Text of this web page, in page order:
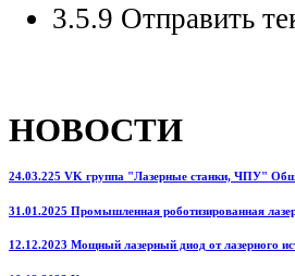
3.5.9 Отправить
НОВОСТИ
24.03.225 VK группа "Лазерные станки, ЧПУ"
31.01.2025 Промышленная роботизированная
12.12.2023 Мощный лазерный диод от лазерного